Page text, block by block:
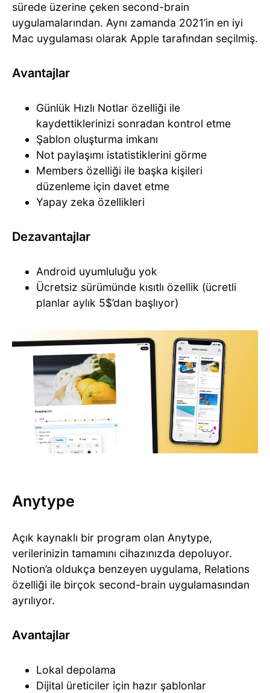
sürede üzerine çeken second-brain
uygulamalarından. Aynı zamanda 2021’in en iyi
Mac uygulaması olarak Apple tarafından seçilmiş.
Avantajlar
Günlük Hızlı Notlar özelliği ile
kaydettiklerinizi sonradan kontrol etme
Şablon oluşturma imkanı
Not paylaşımı istatistiklerini görme
Members özelliği ile başka kişileri
düzenleme için davet etme
Yapay zeka özellikleri
Dezavantajlar
Android uyumluluğu yok
Ücretsiz sürümünde kısıtlı özellik (ücretli
planlar aylık 5$’dan başlıyor)
Anytype
Açık kaynaklı bir program olan Anytype,
verilerinizin tamamını cihazınızda depoluyor.
Notion’a oldukça benzeyen uygulama, Relations
özelliği ile birçok second-brain uygulamasından
ayrılıyor.
Avantajlar
Lokal depolama
Dijital üreticiler için hazır şablonlar